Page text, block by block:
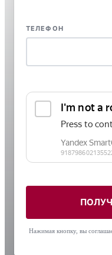
ТЕЛЕФОН
Нажимая кнопку, вы